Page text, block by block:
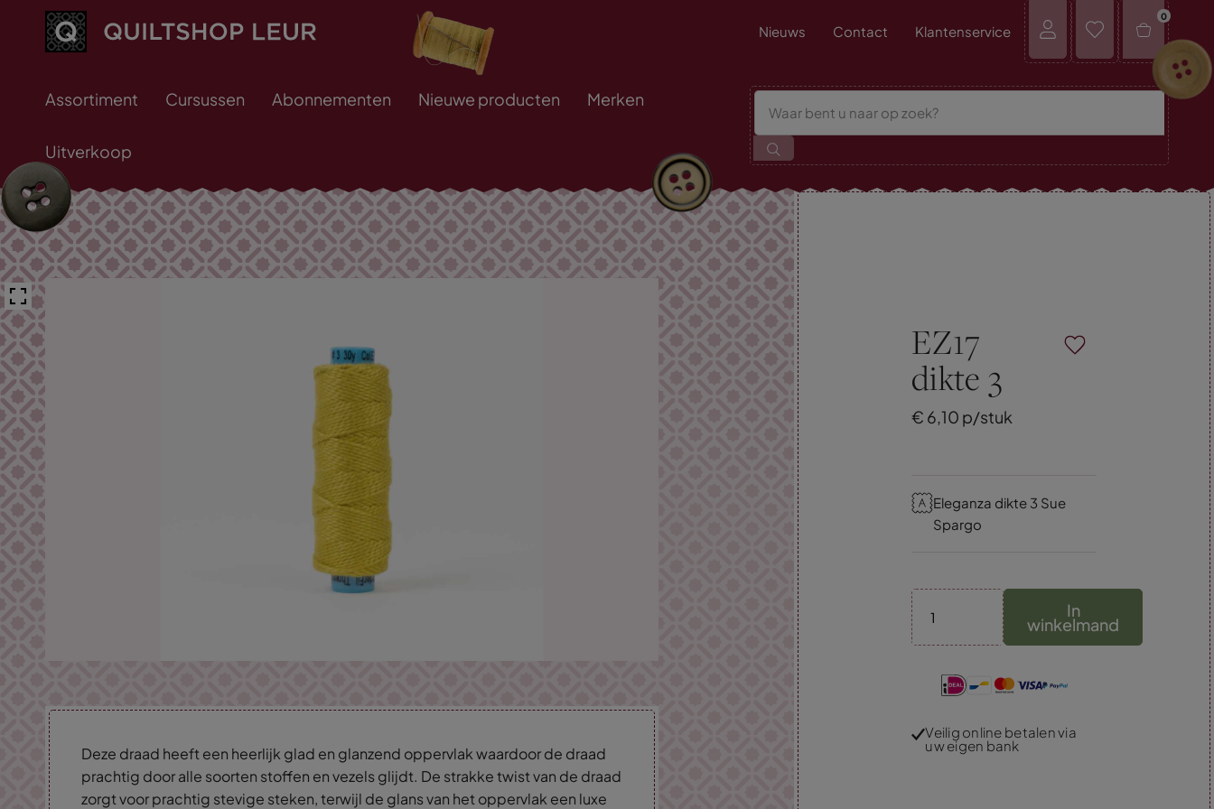
Nieuws Contact Klantenservice
0
Assortiment Cursussen Abonnementen Nieuwe producten Merken
Uitverkoop
Deze draad heeft een heerlijk glad en glanzend oppervlak waardoor de draad
prachtig door alle soorten stoffen en vezels glijdt. De strakke twist van de draad
zorgt voor prachtig stevige steken, terwijl de glans van het oppervlak een luxe
EZ17
dikte 3
€ 6,10 p/stuk
Eleganza dikte 3 Sue
Spargo
In
winkelmand
Veilig online betalen via
uw eigen bank